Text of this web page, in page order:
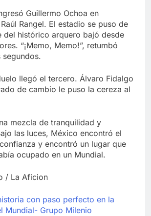
Guillermo Ochoa en
Rangel. El estadio se puso de
del histórico arquero bajó desde
“¡Memo, Memo!”, retumbó
llegó el tercero. Álvaro Fidalgo
de cambio le puso la cereza al
mezcla de tranquilidad y
las luces, México encontró el
y encontró un lugar que
ocupado en un Mundial.
/ La Aficion
con paso perfecto en la
Mundial- Grupo Milenio